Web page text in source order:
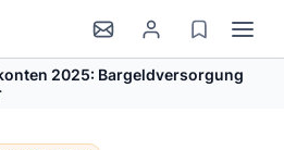
2025: Bargeldversorgung